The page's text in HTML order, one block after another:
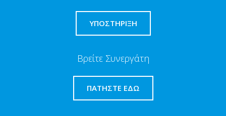
ΥΠΟΣΤΗΡΙΞΗ
Βρείτε Συνεργάτη
ΠΑΤΉΣΤΕ ΕΔΏ